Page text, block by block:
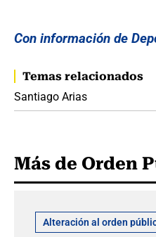
Con información de
Temas relacionados
Santiago Arias
Más de Orden
Alteración al orden